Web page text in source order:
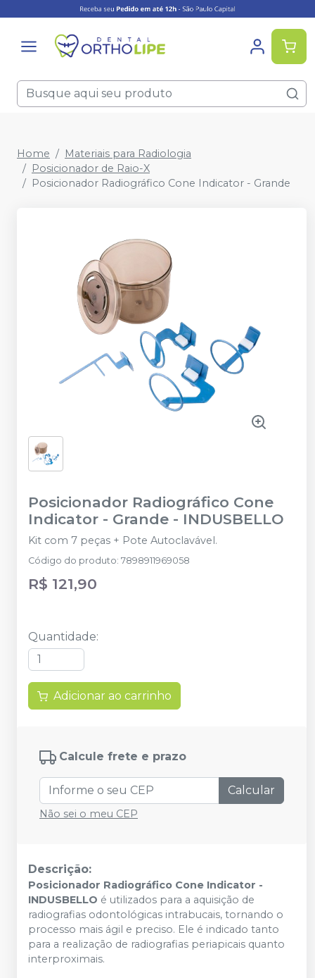
Home
Materiais para Radiologia
Posicionador de Raio-X
Posicionador Radiográfico Cone Indicator - Grande
Posicionador Radiográfico Cone
Indicator - Grande - INDUSBELLO
Kit com 7 peças + Pote Autoclavável.
Código do produto: 7898911969058
R$ 121,90
Quantidade:
Adicionar ao carrinho
Calcule frete e prazo
Calcular
Não sei o meu CEP
Descrição:
Posicionador Radiográfico Cone Indicator -
INDUSBELLO é utilizados para a aquisição de
radiografias odontológicas intrabucais, tornando o
processo mais ágil e preciso. Ele é indicado tanto
para a realização de radiografias periapicais quanto
interproximais.